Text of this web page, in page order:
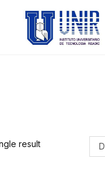
result